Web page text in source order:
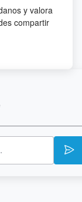
y valora
compartir